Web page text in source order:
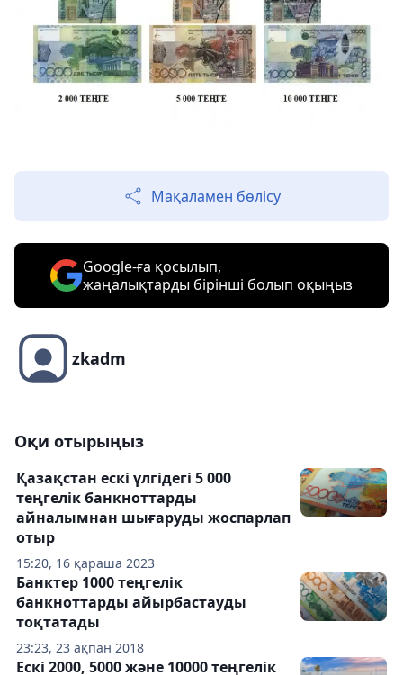
Мақаламен бөлісу
Google-ға қосылып,
жаңалықтарды бірінші болып оқыңыз
zkadm
Оқи отырыңыз
15:20, 16 қараша 2023
Қазақстан ескі үлгідегі 5 000
теңгелік банкноттарды
айналымнан шығаруды жоспарлап
отыр
23:23, 23 ақпан 2018
Банктер 1000 теңгелік
банкноттарды айырбастауды
тоқтатады
Ескі 2000, 5000 және 10000 теңгелік